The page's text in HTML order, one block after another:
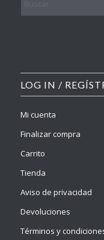
LOG IN /
Mi cuenta
Finalizar compra
Carrito
Tienda
Aviso de privacidad
Devoluciones
Términos y